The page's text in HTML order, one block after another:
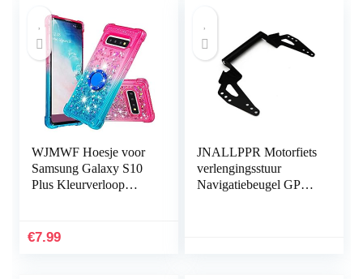
WJMWF Hoesje voor
Samsung Galaxy S10
Plus Kleurverloop
Silicone Bumper…
€7.99
JNALLPPR Motorfiets
verlengingsstuur
Navigatiebeugel GPS-